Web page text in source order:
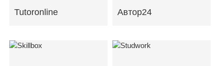
Tutoronline Автор24